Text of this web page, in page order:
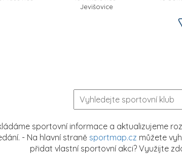
Jevišovice
sportovní informace a aktualizujeme
- Na hlavní straně sportmap.cz můžete
přidat vlastní sportovní akci? Využijte